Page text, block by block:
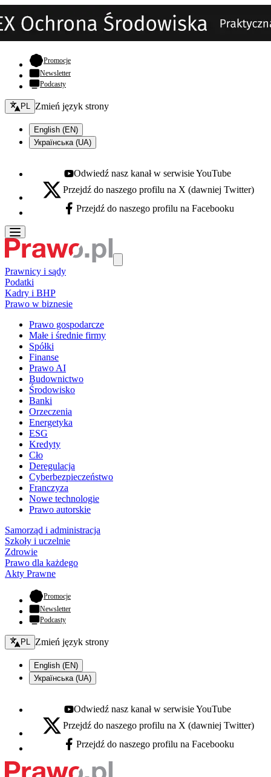
Promocje- otwiera się w nowej karcie
Newsletter
Podcasty
Zmień język - bieżący:
PL Zmień język strony
English (EN)
Українська (UA)
Youtube - otwiera się w nowej karcie
Odwiedź nasz kanał w serwisie YouTube
X - otwiera się w nowej karcie
Przejdź do naszego profilu na X (dawniej Twitter)
Facebook - otwiera się w nowej karcie
Przejdź do naszego profilu na Facebooku
Prawnicy i sądy
Podatki
Kadry i BHP
Prawo w biznesie
Prawo gospodarcze
Małe i średnie firmy
Spółki
Finanse
Prawo AI
Budownictwo
Środowisko
Banki
Orzeczenia
Energetyka
ESG
Kredyty
Cło
Deregulacja
Cyberbezpieczeństwo
Franczyza
Nowe technologie
Prawo autorskie
Samorząd i administracja
Szkoły i uczelnie
Zdrowie
Prawo dla każdego
Akty Prawne
Promocje- otwiera się w nowej karcie
Newsletter
Podcasty
Zmień język - bieżący:
PL Zmień język strony
English (EN)
Українська (UA)
Youtube - otwiera się w nowej karcie
Odwiedź nasz kanał w serwisie YouTube
X - otwiera się w nowej karcie
Przejdź do naszego profilu na X (dawniej Twitter)
Facebook - otwiera się w nowej karcie
Przejdź do naszego profilu na Facebooku